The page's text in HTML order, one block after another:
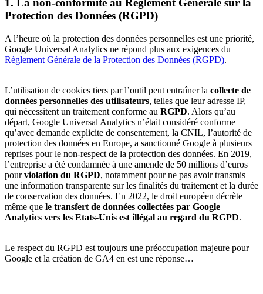
1. La non-conformité au Règlement Générale sur la
Protection des Données (RGPD)
A l’heure où la protection des données personnelles est une priorité,
Google Universal Analytics ne répond plus aux exigences du
Règlement Générale de la Protection des Données (RGPD).
L’utilisation de cookies tiers par l’outil peut entraîner la collecte de
données personnelles des utilisateurs, telles que leur adresse IP,
qui nécessitent un traitement conforme au RGPD. Alors qu’au
départ, Google Universal Analytics n’était considéré conforme
qu’avec demande explicite de consentement, la CNIL, l’autorité de
protection des données en Europe, a sanctionné Google à plusieurs
reprises pour le non-respect de la protection des données. En 2019,
l’entreprise a été condamnée à une amende de 50 millions d’euros
pourviolation du RGPD, notamment pour ne pas avoir transmis
une information transparente sur les finalités du traitement et la durée
de conservation des données. En 2022, le droit européen décrète
même que le transfert de données collectées par Google
Analytics vers les Etats-Unis est illégal au regard du RGPD.
Le respect du RGPD est toujours une préoccupation majeure pour
Google et la création de GA4 en est une réponse…